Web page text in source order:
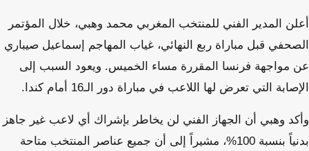
أعلن المدير الفني للمنتخب المغربي محمد وهبي، خلال المؤتمر
الصحفي قبل مباراة ربع النهائي، غياب المهاجم إسماعيل صيباري
عن مواجهة فرنسا المقررة مساء الخميس. ويعود السبب إلى
الإصابة التي تعرض لها اللاعب في مباراة دور الـ16 أمام كندا.
وأكد وهبي أن الجهاز الفني لن يخاطر بإشراك أي لاعب غير جاهز
بدنياً بنسبة 100%، مشيراً إلى أن جميع عناصر المنتخب متاحة